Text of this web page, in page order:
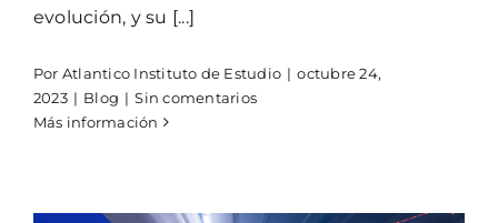
evolución, y su [...]
Por Atlantico Instituto de Estudio | octubre 24,
2023 | Blog | Sin comentarios
Más información